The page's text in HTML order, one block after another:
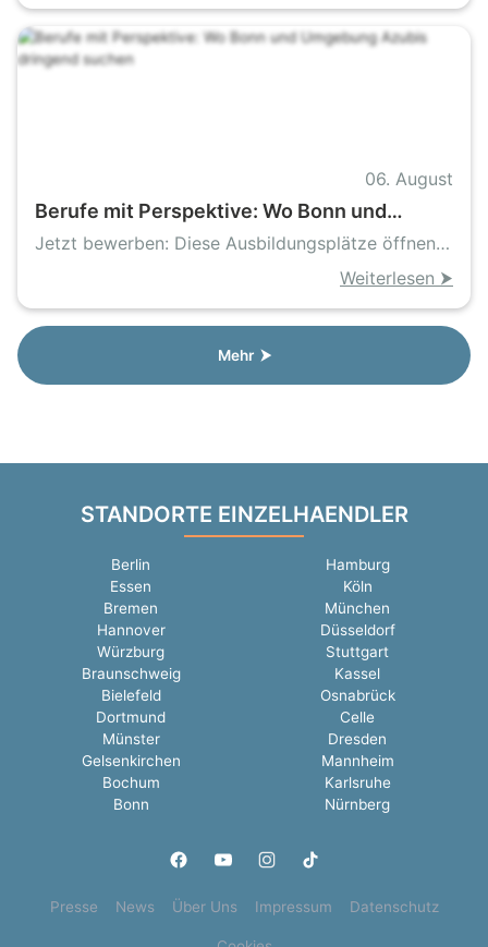
06. August
Berufe mit Perspektive: Wo Bonn und
Umgebung Azubis dringend suchen
Jetzt bewerben: Diese Ausbildungsplätze öffnen
Weiterlesen ⮞
Mehr ⮞
STANDORTE EINZELHAENDLER
Berlin
Hamburg
Essen
Köln
Bremen
München
Hannover
Düsseldorf
Würzburg
Stuttgart
Braunschweig
Kassel
Bielefeld
Osnabrück
Dortmund
Celle
Münster
Dresden
Gelsenkirchen
Mannheim
Bochum
Karlsruhe
Bonn
Nürnberg
Presse News Über Uns Impressum Datenschutz